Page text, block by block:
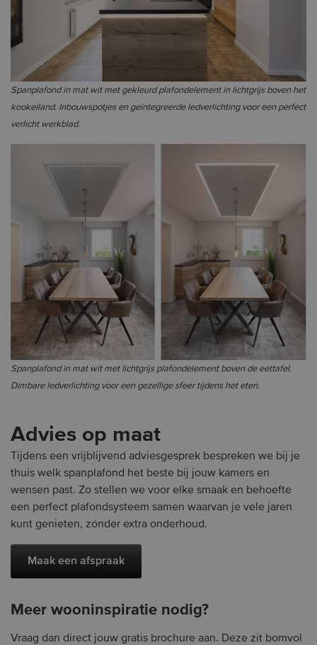
Spanplafond in mat wit met gekleurd plafondelement in lichtgrijs boven het
kookeiland. Inbouwspotjes en geïntegreerde ledverlichting voor een perfect
verlicht werkblad.
Spanplafond in mat wit met lichtgrijs plafondelement boven de eettafel.
Dimbare ledverlichting voor een gezellige sfeer tijdens het eten.
Advies op maat
Tijdens een vrijblijvend adviesgesprek bespreken we bij je
thuis welk spanplafond het beste bij jouw kamers en
wensen past. Zo stellen we voor elke smaak en behoefte
een perfect plafondsysteem samen waarvan je vele jaren
kunt genieten, zónder extra onderhoud.
Maak een afspraak
Meer wooninspiratie nodig?
Vraag dan direct jouw gratis brochure aan. Deze zit bomvol